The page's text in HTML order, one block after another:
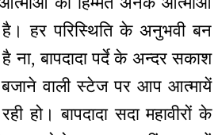
है। हर परिस्थिति के अनुभवी बन
ना, बापदादा पर्दे के अन्दर सकाश
वाली स्टेज पर आप आत्मायें
हो। बापदादा सदा महावीरों के